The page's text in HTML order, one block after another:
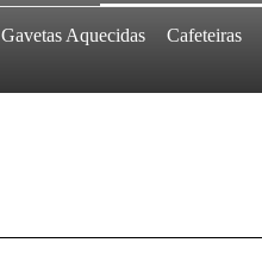
Gavetas Aquecidas Cafeteiras